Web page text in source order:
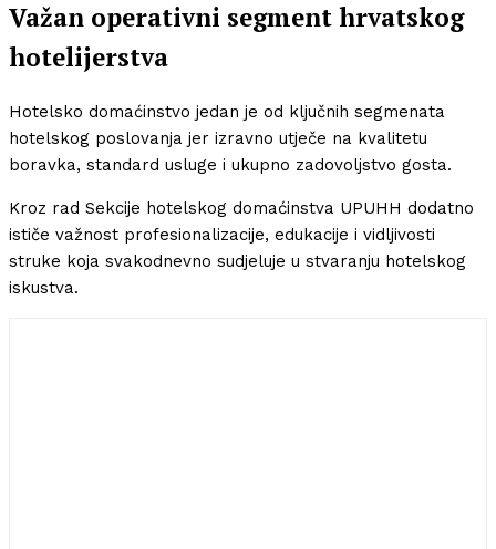
Važan operativni segment hrvatskog
hotelijerstva
Hotelsko domaćinstvo jedan je od ključnih segmenata
hotelskog poslovanja jer izravno utječe na kvalitetu
boravka, standard usluge i ukupno zadovoljstvo gosta.
Kroz rad Sekcije hotelskog domaćinstva UPUHH dodatno
ističe važnost profesionalizacije, edukacije i vidljivosti
struke koja svakodnevno sudjeluje u stvaranju hotelskog
iskustva.